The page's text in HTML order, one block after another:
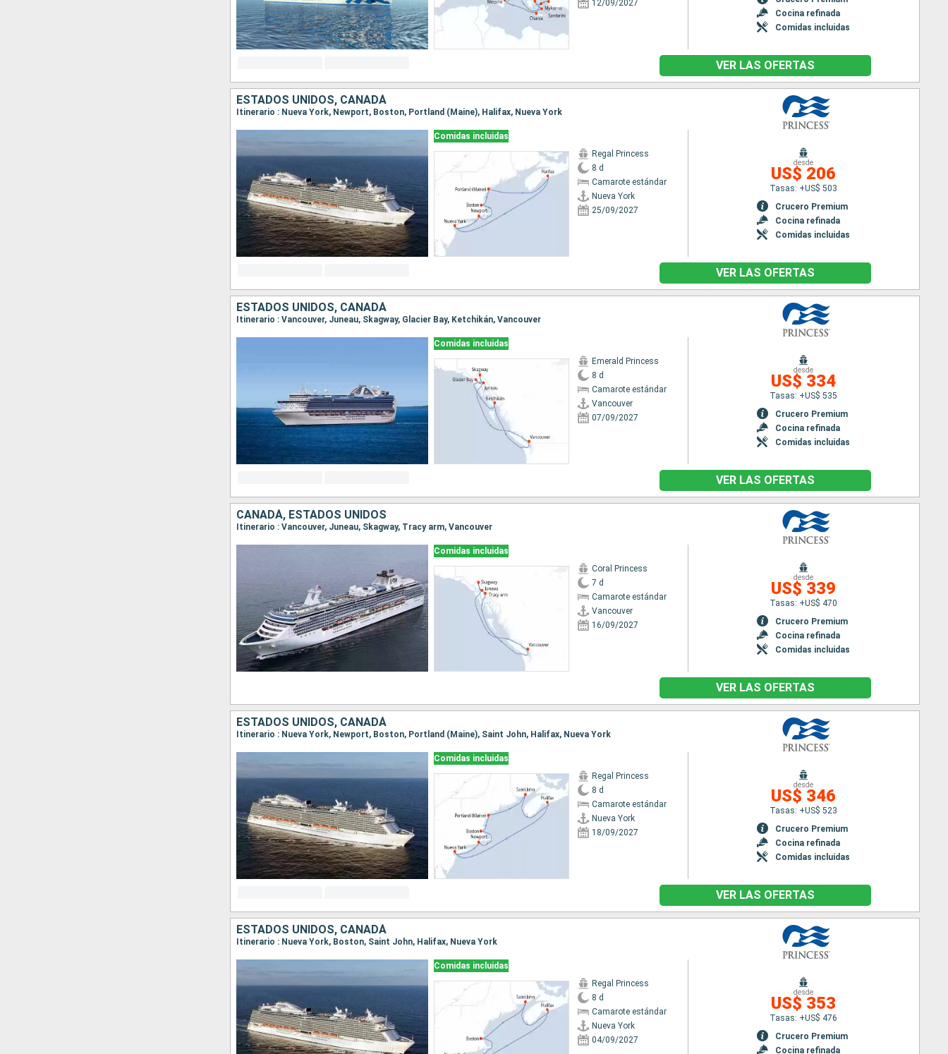
12/09/2027
Cocina refinada
Comidas incluidas
VER LAS OFERTAS
ESTADOS UNIDOS, CANADÁ
Itinerario : Nueva York, Newport, Boston, Portland (Maine), Halifax, Nueva York
Comidas incluidas
Regal Princess
8 d
Camarote estándar
Nueva York
25/09/2027
desde
US$ 206
Tasas: +US$ 503
Crucero Premium
Cocina refinada
Comidas incluidas
VER LAS OFERTAS
ESTADOS UNIDOS, CANADÁ
Itinerario : Vancouver, Juneau, Skagway, Glacier Bay, Ketchikán, Vancouver
Comidas incluidas
Emerald Princess
8 d
Camarote estándar
Vancouver
07/09/2027
desde
US$ 334
Tasas: +US$ 535
Crucero Premium
Cocina refinada
Comidas incluidas
VER LAS OFERTAS
CANADÁ, ESTADOS UNIDOS
Itinerario : Vancouver, Juneau, Skagway, Tracy arm, Vancouver
Comidas incluidas
Coral Princess
7 d
Camarote estándar
Vancouver
16/09/2027
desde
US$ 339
Tasas: +US$ 470
Crucero Premium
Cocina refinada
Comidas incluidas
VER LAS OFERTAS
ESTADOS UNIDOS, CANADÁ
Itinerario : Nueva York, Newport, Boston, Portland (Maine), Saint John, Halifax, Nueva York
Comidas incluidas
Regal Princess
8 d
Camarote estándar
Nueva York
18/09/2027
desde
US$ 346
Tasas: +US$ 523
Crucero Premium
Cocina refinada
Comidas incluidas
VER LAS OFERTAS
ESTADOS UNIDOS, CANADÁ
Itinerario : Nueva York, Boston, Saint John, Halifax, Nueva York
Comidas incluidas
Regal Princess
8 d
Camarote estándar
Nueva York
04/09/2027
desde
US$ 353
Tasas: +US$ 476
Crucero Premium
Cocina refinada